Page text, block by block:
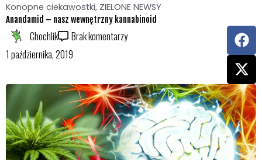
Konopne ciekawostki, ZIELONE NEWSY
Anandamid – nasz wewnętrzny kannabinoid
Chochlik
Brak komentarzy
1 października, 2019
F
a
c
e
b
o
o
k
X
-
t
w
i
t
t
e
r